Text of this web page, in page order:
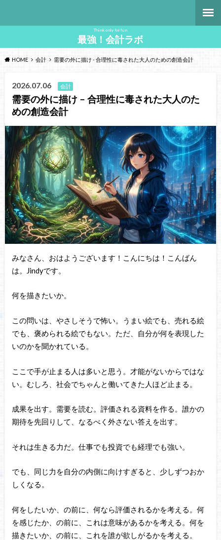
Think only for fun
最強！会計ラボ
HOME 会計 需要の外に描け - 合理性に毒された大人のための創造会計
2026.07.06 会計
需要の外に描け – 合理性に毒された大人のた
めの創造会計
みなさん、おはようございます！こんにちは！こんばん
は。Jindyです。
何を描きたいか。
この問いは、やさしそうで怖い。うまい絵でも、売れる絵
でも、褒められる絵でもない。ただ、自分が何を表現した
いのかを聞かれている。
ここで手が止まる人は多いと思う。才能がないからではな
い。むしろ、社会でちゃんと働いてきた人ほど止まる。
成果を出す。需要を読む。評価される資料を作る。誰かの
期待を先回りして、なるべく外さない答えを出す。
それは生きる力だ。仕事でも投資でも経理でも強い。
でも、同じ力を自分の内側に向けすぎると、少しずつおか
しくなる。
何をしたいか、の前に、何なら評価されるかを考える。何
を感じたか、の前に、これは意味があるかを考える。何を
描きたいか、の前に、これを誰が欲しがるかを考える。